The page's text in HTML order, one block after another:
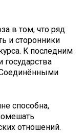
в том, что ряд
и сторонники
К последним
способна,
отношений.